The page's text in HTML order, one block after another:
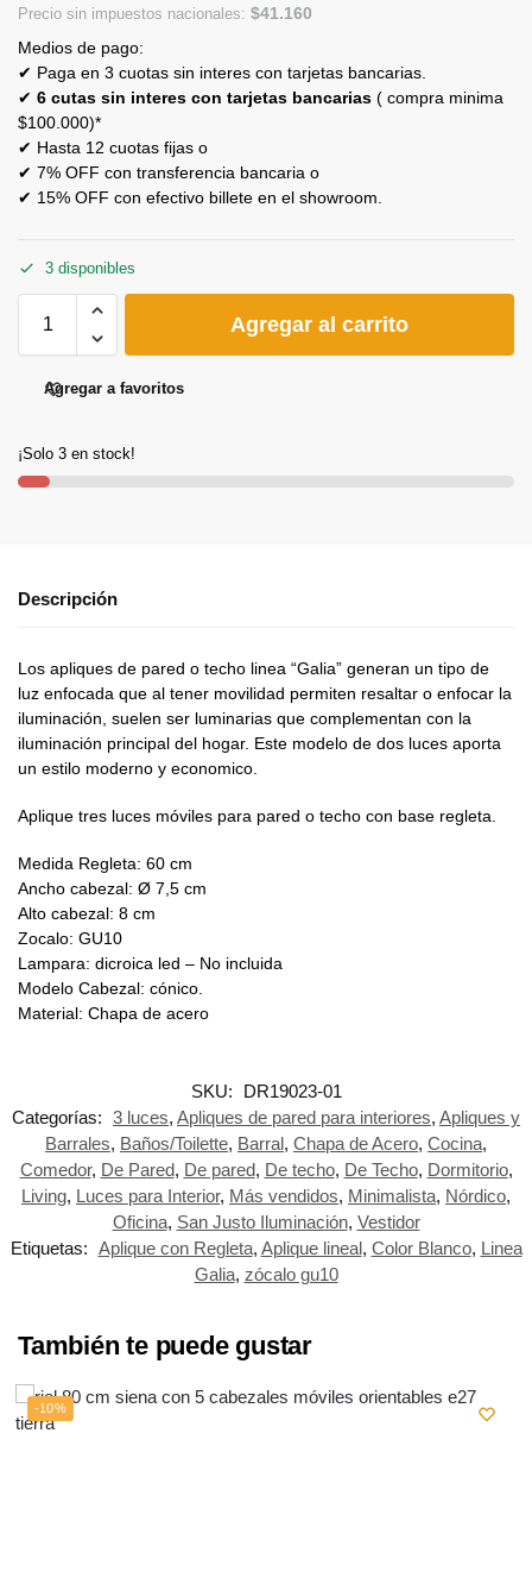
Precio sin impuestos nacionales: $41.160
Medios de pago:
✔ Paga en 3 cuotas sin interes con tarjetas bancarias.
✔ 6 cutas sin interes con tarjetas bancarias ( compra minima
$100.000)*
✔ Hasta 12 cuotas fijas o
✔ 7% OFF con transferencia bancaria o
✔ 15% OFF con efectivo billete en el showroom.
3 disponibles
Agregar al carrito
Agregar a favoritos
¡Solo 3 en stock!
Descripción
Los apliques de pared o techo linea “Galia” generan un tipo de
luz enfocada que al tener movilidad permiten resaltar o enfocar la
iluminación, suelen ser luminarias que complementan con la
iluminación principal del hogar. Este modelo de dos luces aporta
un estilo moderno y economico.
Aplique tres luces móviles para pared o techo con base regleta.
Medida Regleta: 60 cm
Ancho cabezal: Ø 7,5 cm
Alto cabezal: 8 cm
Zocalo: GU10
Lampara: dicroica led – No incluida
Modelo Cabezal: cónico.
Material: Chapa de acero
SKU:
DR19023-01
Categorías: 3 luces, Apliques de pared para interiores, Apliques y
Barrales, Baños/Toilette, Barral, Chapa de Acero, Cocina,
Comedor, De Pared, De pared, De techo, De Techo, Dormitorio,
Living, Luces para Interior, Más vendidos, Minimalista, Nórdico,
Oficina, San Justo Iluminación, Vestidor
Etiquetas: Aplique con Regleta, Aplique lineal, Color Blanco, Linea
Galia, zócalo gu10
También te puede gustar
-10%